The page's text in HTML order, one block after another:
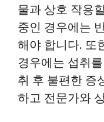
물과 상호 작용
중인 경우에는
해야 합니다. 또
경우에는 섭취
취 후 불편한 증
하고 전문가와